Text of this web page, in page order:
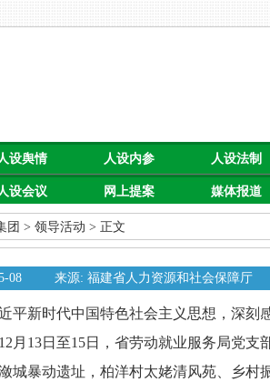
设舆情 人设内参 人设法制
设会议 网上提案 媒体报道
团 > 领导活动 > 正文
08 来源: 福建省人力资源和社会保障厅
新时代中国特色社会主义思想，深刻
月13日至15日，省劳动就业服务局党支
城暴动遗址，柏洋村太姥清风苑、乡村